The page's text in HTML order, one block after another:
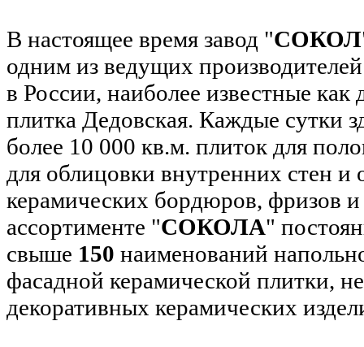
В настоящее время завод "СОКОЛ
одним из ведущих
в России, наиболее известные как
плитка Дедовская. Каждые сутки
более 10 000 кв.м. плиток для
для облицовки внутренних стен и
керамических бордюров, фризов
ассортименте "СОКОЛА"
свыше 150 наименований
фасадной керамической плитки,
декоративных керамических